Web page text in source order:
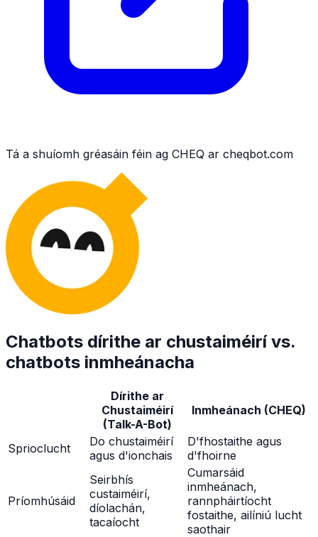
Tá a shuíomh gréasáin féin ag CHEQ ar cheqbot.com
Chatbots dírithe ar chustaiméirí vs.
chatbots inmheánacha
Dírithe ar
Chustaiméirí
(Talk-A-Bot)
Inmheánach (CHEQ)
Sprioclucht
Do chustaiméirí
agus d'ionchais
D'fhostaithe agus
d'fhoirne
Príomhúsáid
Seirbhís
custaiméirí,
díolachán,
tacaíocht
Cumarsáid
inmheánach,
rannpháirtíocht
fostaithe, ailíniú lucht
saothair